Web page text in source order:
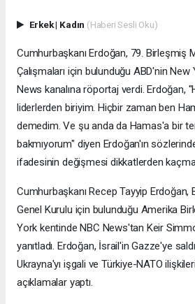
Erkek| Kadın (Haberi Sesli Oku)
Cumhurbaşkanı Erdoğan, 79. Birleşmiş
Çalışmaları için bulunduğu ABD'nin
News kanalına röportaj verdi. Erdoğan,
liderlerden biriyim. Hiçbir zaman ben
demedim. Ve şu anda da Hamas'a bir
bakmıyorum" diyen Erdoğan'ın
ifadesinin değişmesi dikkatlerden
Cumhurbaşkanı Recep Tayyip Erdoğan,
Genel Kurulu için bulunduğu Amerika
York kentinde NBC News'tan Keir
yanıtladı. Erdoğan, İsrail'in Gazze'ye
Ukrayna'yı işgali ve Türkiye-NATO
açıklamalar yaptı.